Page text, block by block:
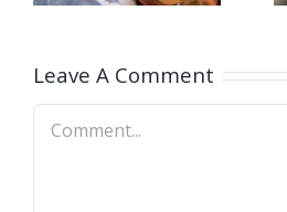
Leave A Comment
Comment